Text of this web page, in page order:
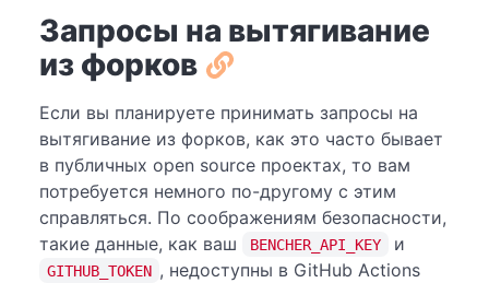
Запросы на вытягивание
из форков
Если вы планируете принимать запросы на
вытягивание из форков, как это часто бывает
в публичных open source проектах, то вам
потребуется немного по-другому с этим
справляться. По соображениям безопасности,
такие данные, как ваш
BENCHER_API_KEY и
GITHUB_TOKEN , недоступны в GitHub Actions